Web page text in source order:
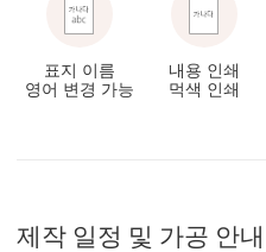
표지 이름
영어 변경 가능
내용 인쇄
먹색 인쇄
제작 일정 및 가공 안내